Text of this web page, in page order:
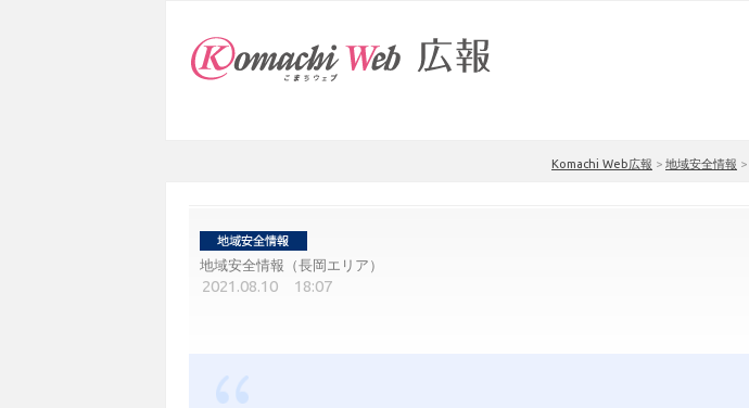
Komachi Web広報 > 地域安全情報 >
地域安全情報（長岡エリア）
2021.08.10 18:07